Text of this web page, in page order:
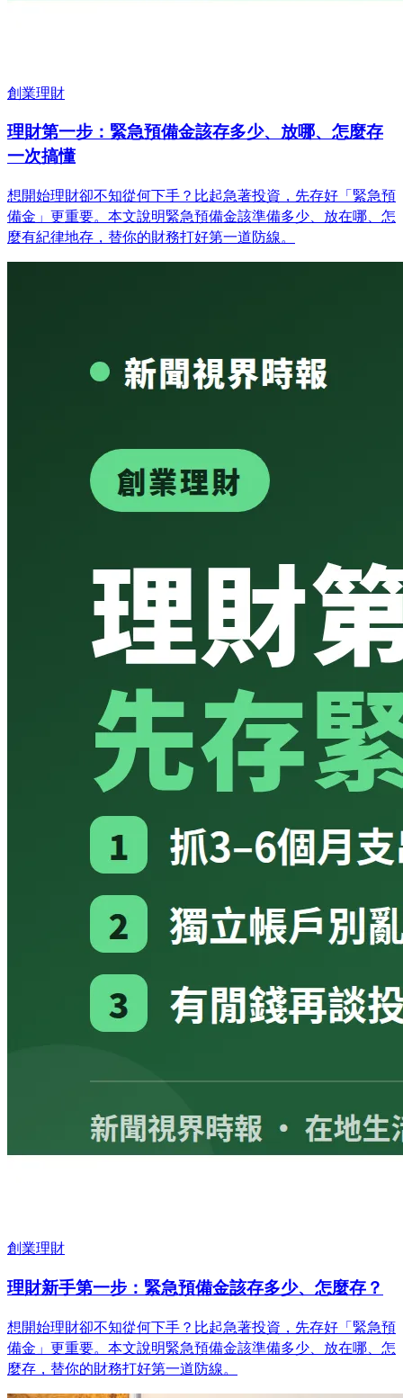
創業理財
理財第一步：緊急預備金該存多少、放哪、怎麼存
一次搞懂
想開始理財卻不知從何下手？比起急著投資，先存好「緊急預
備金」更重要。本文說明緊急預備金該準備多少、放在哪、怎
麼有紀律地存，替你的財務打好第一道防線。
創業理財
理財新手第一步：緊急預備金該存多少、怎麼存？
想開始理財卻不知從何下手？比起急著投資，先存好「緊急預
備金」更重要。本文說明緊急預備金該準備多少、放在哪、怎
麼存，替你的財務打好第一道防線。